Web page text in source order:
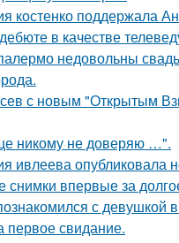
костенко поддержала
в качестве
недовольны
с новым "Открытым
никому не доверяю …".
ивлеева опубликовала
снимки впервые за
с девушкой
первое свидание.